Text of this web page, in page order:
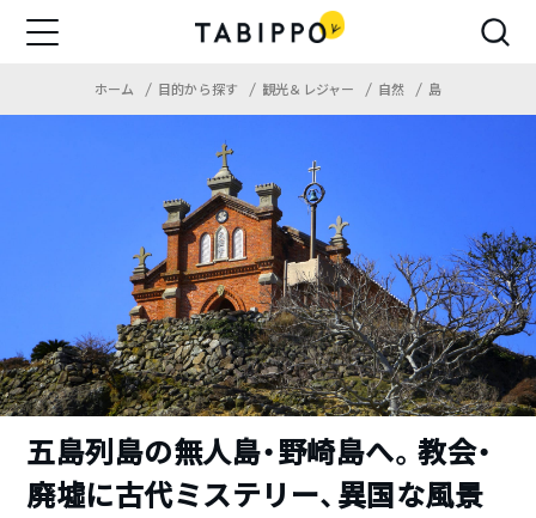
ホーム 目的から探す 観光＆レジャー 自然 島
五島列島の無人島・野崎島へ。教会・
廃墟に古代ミステリー、異国な風景